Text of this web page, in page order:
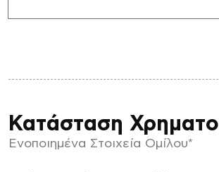
Κατάσταση
Ενοποιημένα Στοιχεία Ομίλου*